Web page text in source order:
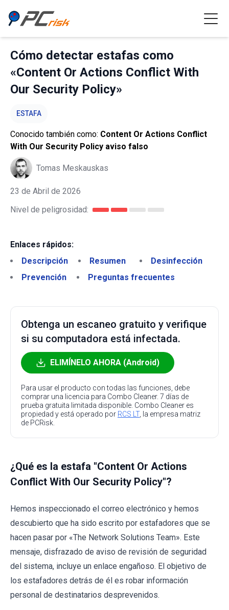
Cómo detectar estafas como
«Content Or Actions Conflict With
Our Security Policy»
ESTAFA
Conocido también como: Content Or Actions Conflict
With Our Security Policy aviso falso
Tomas Meskauskas
23 de Abril de 2026
Nivel de peligrosidad:
Enlaces rápidos:
Descripción
Resumen
Desinfección
Prevención
Preguntas frecuentes
Obtenga un escaneo gratuito y verifique
si su computadora está infectada.
ELIMÍNELO AHORA (Android)
Para usar el producto con todas las funciones, debe
comprar una licencia para Combo Cleaner. 7 días de
prueba gratuita limitada disponible. Combo Cleaner es
propiedad y está operado por RCS LT, la empresa matriz
de PCRisk.
¿Qué es la estafa "Content Or Actions
Conflict With Our Security Policy"?
Hemos inspeccionado el correo electrónico y hemos
descubierto que ha sido escrito por estafadores que se
hacen pasar por «The Network Solutions Team». Este
mensaje, disfrazado de aviso de revisión de seguridad
del sistema, incluye un enlace engañoso. El objetivo de
los estafadores detrás de él es robar información
personal de destinatarios desprevenidos.